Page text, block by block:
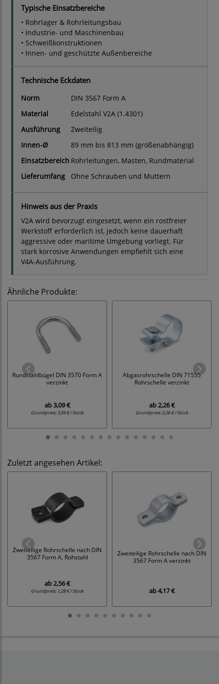
Typische Einsatzbereiche
• Rohrlager & Rohrleitungsbau
• Industrie- und Maschinenbau
• Schweißkonstruktionen
• Innen- und geschützte Außenbereiche
Technische Eckdaten
Norm
DIN 3567 Form A
Material
Edelstahl V2A (1.4301)
Ausführung
Zweiteilig
Innen-Ø
89 mm bis 813 mm (größenabhängig)
Einsatzbereich Rohrleitungen, Masten, Rundmaterial
Lieferumfang
Ohne Schrauben und Muttern
Hinweis aus der Praxis
V2A wird bevorzugt eingesetzt, wenn ein rostfreier
Werkstoff erforderlich ist, jedoch keine dauerhaft
aggressive oder maritime Umgebung vorliegt. Für
stark korrosive Anwendungen empfiehlt sich eine
V4A-Ausführung.
Ähnliche Produkte:
Rundstahlbügel DIN 3570 Form A
verzinkt
ab3,09 €
Grundpreis:3,09 € / Stück
Abgasrohrschelle DIN 71555
Rohrschelle verzinkt
ab2,26 €
Grundpreis:2,26 € / Stück
Zuletzt angesehen Artikel:
Zweiteilige Rohrschelle nach DIN
3567 Form A, Rohstahl
ab2,56 €
Grundpreis: 1,28 € / Stück
Zweiteilige Rohrschelle nach DIN
3567 Form A verzinkt
ab4,17 €